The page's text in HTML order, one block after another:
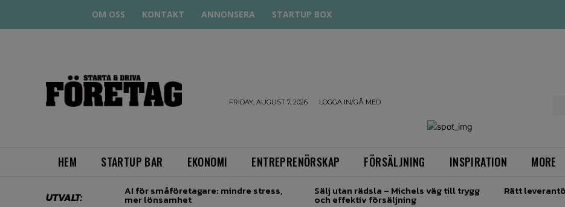
OM OSS KONTAKT ANNONSERA STARTUP BOX
FRIDAY, AUGUST 7, 2026 LOGGA IN/GÅ MED
HEM STARTUP BAR EKONOMI ENTREPRENÖRSKAP FÖRSÄLJNING INSPIRATION MORE
UTVALT: AI för småföretagare: mindre stress,
mer lönsamhet
Sälj utan rädsla – Michels väg till trygg
och effektiv försäljning
Rätt